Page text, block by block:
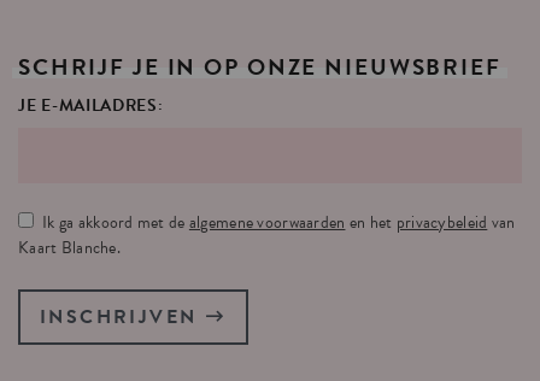
SCHRIJF JE IN OP ONZE NIEUWSBRIEF
JE E-MAILADRES:
Ik ga akkoord met dealgemene voorwaarden en het privacybeleid van
Kaart Blanche.
INSCHRIJVEN